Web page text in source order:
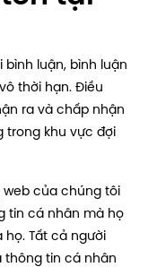
bình luận, bình luận
thời hạn. Điều
ra và chấp nhận
trong khu vực đợi
web của chúng tôi
tin cá nhân mà họ
Tất cả người
thông tin cá nhân